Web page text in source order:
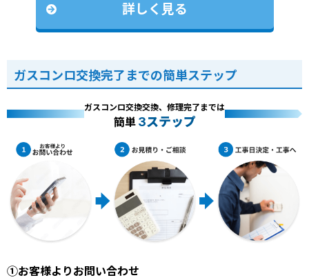
詳しく見る
ガスコンロ交換完了までの簡単ステップ
ガスコンロ交換交換、修理完了までは
簡単 3ステップ
①お客様よりお問い合わせ